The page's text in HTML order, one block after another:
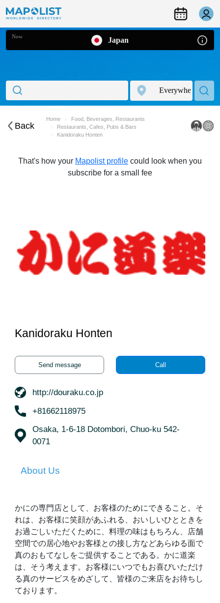
Now Japan
Back
Home
Food, Beverages, Restaurants
Restaurants, Cafes, Pubs & Bars
Kanidoraku Honten
That's how your Mapolist profile could look when you
subscribe for a small fee
Kanidoraku Honten
Send message Call
http://douraku.co.jp
+81662118975
Osaka, 1-6-18 Dotombori, Chuo-ku 542-
0071
About Us
かにの専門店として、お客様のためにできること。そ
れは、お客様に笑顔があふれる、おいしいひとときを
お過ごしいただくために、料理の味はもちろん、店舗
空間での居心地やお客様との接し方などあらゆる面で
真のおもてなしをご提供することである。かに道楽
は、そう考えます。お客様にいつでもお喜びいただけ
る真のサービスをめざして、皆様のご来店をお待ちし
ております。